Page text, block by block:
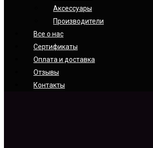
Аксессуары
Производители
Все о нас
Сертификаты
Оплата и доставка
Отзывы
Контакты